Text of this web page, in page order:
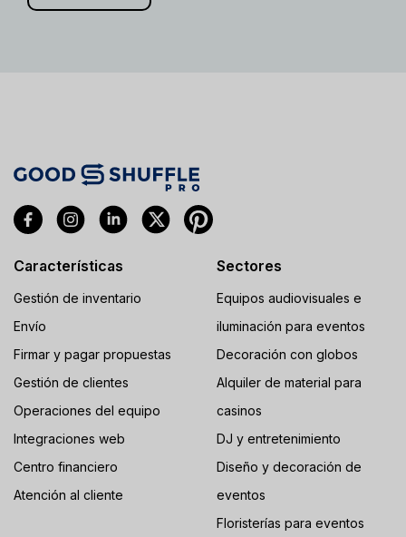
Características
Gestión de inventario
Envío
Firmar y pagar propuestas
Gestión de clientes
Operaciones del equipo
Integraciones web
Centro financiero
Atención al cliente
Sectores
Equipos audiovisuales e
iluminación para eventos
Decoración con globos
Alquiler de material para
casinos
DJ y entretenimiento
Diseño y decoración de
eventos
Floristerías para eventos